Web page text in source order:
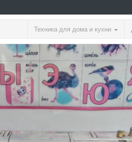
Техника для дома и кухни